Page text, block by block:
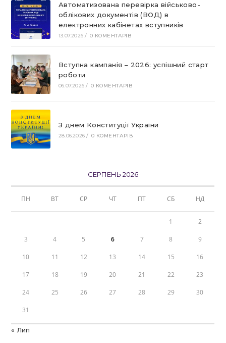
Автоматизована перевірка військово-
облікових документів (ВОД) в
електронних кабінетах вступників
13.07.2026 / 0 КОМЕНТАРІВ
Вступна кампанія – 2026: успішний старт
роботи
06.07.2026 / 0 КОМЕНТАРІВ
З днем Конституції України
28.06.2026 / 0 КОМЕНТАРІВ
СЕРПЕНЬ 2026
ПН ВТ СР ЧТ ПТ СБ НД
1 2
3 4 5 6 7 8 9
10 11 12 13 14 15 16
17 18 19 20 21 22 23
24 25 26 27 28 29 30
31
« Лип